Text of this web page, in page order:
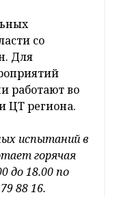
со
Для
работают во
ЦТ региона.
испытаний в
горячая
до 18.00 по
88 16.